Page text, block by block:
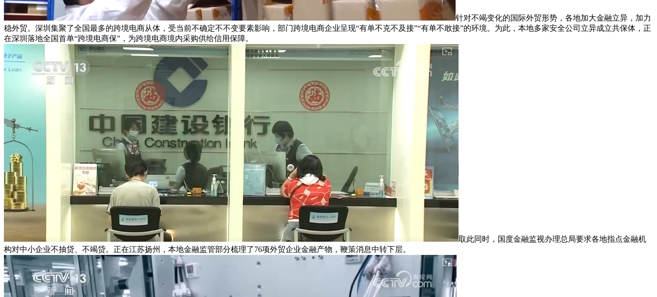
针对不竭变化的国际外贸形势，各地加大金融立异，加力
稳外贸。深圳集聚了全国最多的跨境电商从体，受当前不确定不不变要素影响，部门跨境电商企业呈现“有单不克不及接”“有单不敢接”的环境。为此，本地多家安全公司立异成立共保体，正
在深圳落地全国首单“跨境电商保”，为跨境电商境内采购供给信用保障。
取此同时，国度金融监视办理总局要求各地指点金融机
构对中小企业不抽贷、不竭贷。正在江苏扬州，本地金融监管部分梳理了76项外贸企业金融产物，鞭策消息中转下层。